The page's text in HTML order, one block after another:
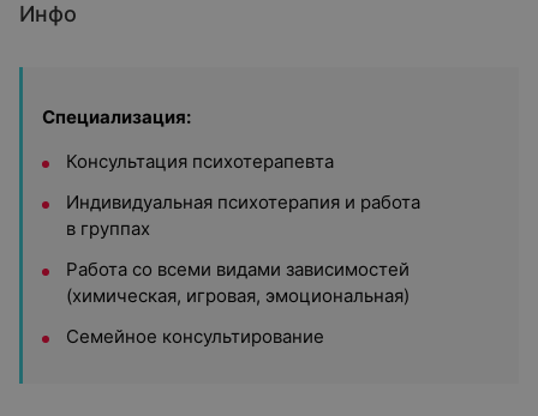
Инфо
Специализация:
Консультация психотерапевта
Индивидуальная психотерапия и работа
в группах
Работа со всеми видами зависимостей
(химическая, игровая, эмоциональная)
Семейное консультирование